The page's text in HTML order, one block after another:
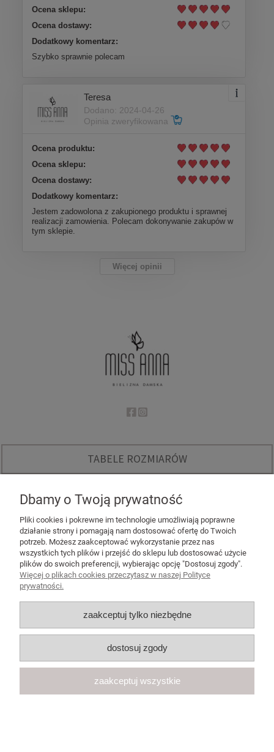
Ocena sklepu:
Ocena dostawy:
Dodatkowy komentarz:
Szybko sprawnie polecam
Teresa
Dodano: 2024-04-26
Opinia zweryfikowana
Ocena produktu:
Ocena sklepu:
Ocena dostawy:
Dodatkowy komentarz:
Jestem zadowolona z zakupionego produktu i sprawnej
realizacji zamowienia. Polecam dokonywanie zakupów w
tym sklepie.
Więcej opinii
TABELE ROZMIARÓW
INSTAGRAM - KODY RABATOWE
POMOC
MOJE KONTO
PŁATNOŚCI I DOSTAWA
Dbamy o Twoją prywatność
Pliki cookies i pokrewne im technologie umożliwiają poprawne
działanie strony i pomagają nam dostosować ofertę do Twoich
potrzeb. Możesz zaakceptować wykorzystanie przez nas
wszystkich tych plików i przejść do sklepu lub dostosować użycie
plików do swoich preferencji, wybierając opcję "Dostosuj zgody".
Więcej o plikach cookies przeczytasz w naszej Polityce
prywatności.
zaakceptuj tylko niezbędne
dostosuj zgody
zaakceptuj wszystkie